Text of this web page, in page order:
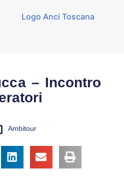
– Incontro
Ambitour